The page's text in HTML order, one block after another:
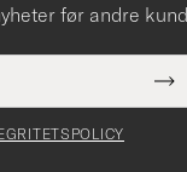
før andre